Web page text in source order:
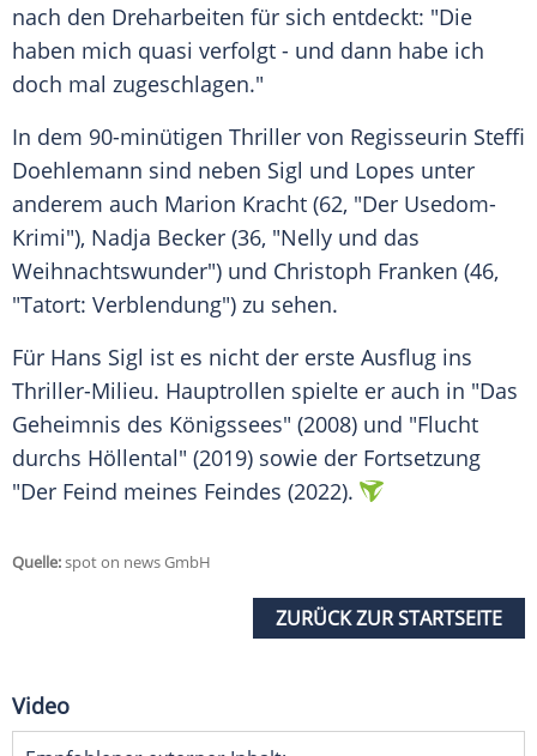
nach den Dreharbeiten für sich entdeckt: "Die
haben mich quasi verfolgt - und dann habe ich
doch mal zugeschlagen."
In dem 90-minütigen Thriller von Regisseurin Steffi
Doehlemann sind neben Sigl und Lopes unter
anderem auch Marion Kracht (62, "Der Usedom-
Krimi"), Nadja Becker (36, "Nelly und das
Weihnachtswunder") und Christoph Franken (46,
"Tatort: Verblendung") zu sehen.
Für Hans Sigl ist es nicht der erste Ausflug ins
Thriller-Milieu. Hauptrollen spielte er auch in "Das
Geheimnis des Königssees" (2008) und "Flucht
durchs Höllental" (2019) sowie der Fortsetzung
"Der Feind meines Feindes (2022).
Quelle:spot on news GmbH
ZURÜCK ZUR STARTSEITE
Video